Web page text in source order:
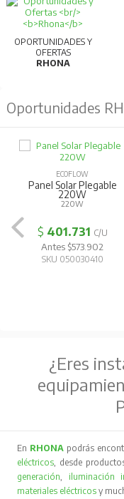
OPORTUNIDADES Y
OFERTAS
RHONA
Oportunidades
ECOFLOW
Panel Solar Plegable
220W
220W
$ 401.731 C/U
Antes $573.902
SKU 050030410
¿Eres
En RHONA podrás
eléctricos, desde
generación, iluminación
materiales eléctricos y